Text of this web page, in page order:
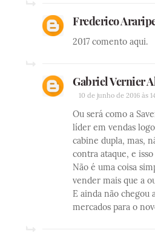
Frederico
2017 comento aqui.
Gabriel Vernier
10 de junho de 2016 às
Ou será como a
líder em vendas
cabine dupla, mas,
contra ataque, e
Não é uma coisa
vender mais que a
E ainda não chegou
mercados para o